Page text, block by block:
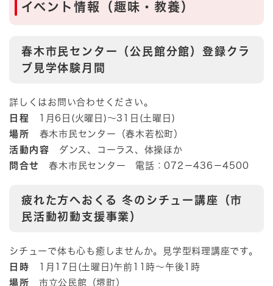
イベント情報（趣味・教養）
春木市民センター（公民館分館）登録クラ
ブ見学体験月間
詳しくはお問い合わせください。
日程 1月6日(火曜日)～31日(土曜日)
​場所 春木市民センター（春木若松町）​
活動内容 ダンス、コーラス、体操ほか
問合せ 春木市民センター 電話：072－436－4500
疲れた方へおくる 冬のシチュー講座（市
民活動初動支援事業）
シチューで体も心も癒しませんか。見学型料理講座です。
日時 1月17日(土曜日)午前11時～午後1時
場所 市立公民館（堺町）